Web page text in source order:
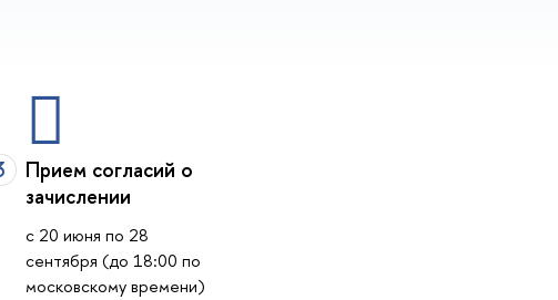
Прием согласий о
зачислении
с 20 июня по 28
сентября (до 18:00 по
московскому времени)